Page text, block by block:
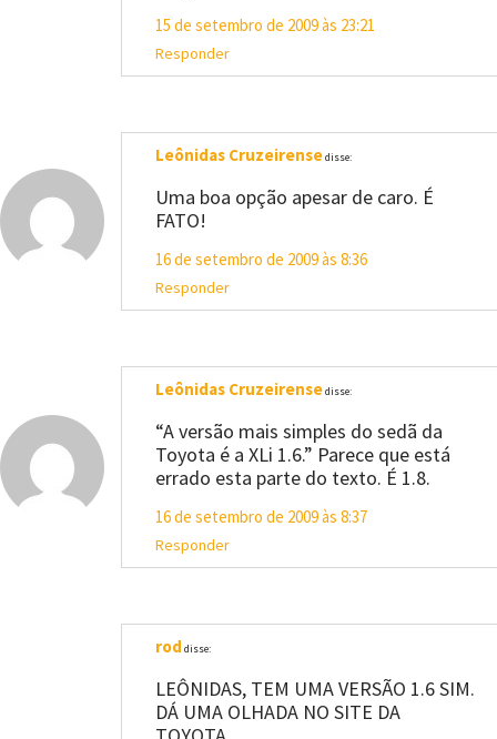
15 de setembro de 2009 às 23:21
Responder
Leônidas Cruzeirensedisse:
Uma boa opção apesar de caro. É
FATO!
16 de setembro de 2009 às 8:36
Responder
Leônidas Cruzeirensedisse:
“A versão mais simples do sedã da
Toyota é a XLi 1.6.” Parece que está
errado esta parte do texto. É 1.8.
16 de setembro de 2009 às 8:37
Responder
rod disse:
LEÔNIDAS, TEM UMA VERSÃO 1.6 SIM.
DÁ UMA OLHADA NO SITE DA